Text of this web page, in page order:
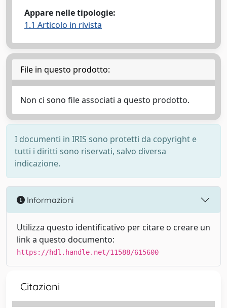
Appare nelle tipologie:
1.1 Articolo in rivista
File in questo prodotto:
Non ci sono file associati a questo prodotto.
I documenti in IRIS sono protetti da copyright e
tutti i diritti sono riservati, salvo diversa
indicazione.
Informazioni
Utilizza questo identificativo per citare o creare un
link a questo documento:
https://hdl.handle.net/11588/615600
Citazioni